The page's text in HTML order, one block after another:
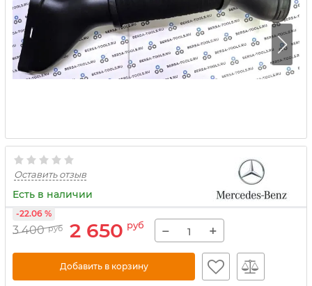
Оставить отзыв
Есть в наличии
3 400 руб 2 650 руб
-22.06 %
− +
Добавить в корзину